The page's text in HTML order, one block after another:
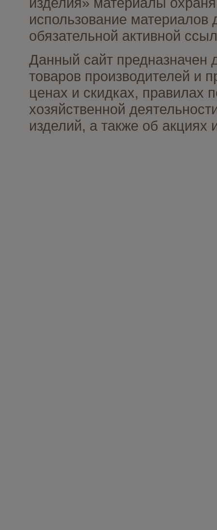
использование материалов
обязательной активной
Данный сайт предназначен
товаров производителей и
ценах и скидках, правилах
хозяйственной
изделий, а также об